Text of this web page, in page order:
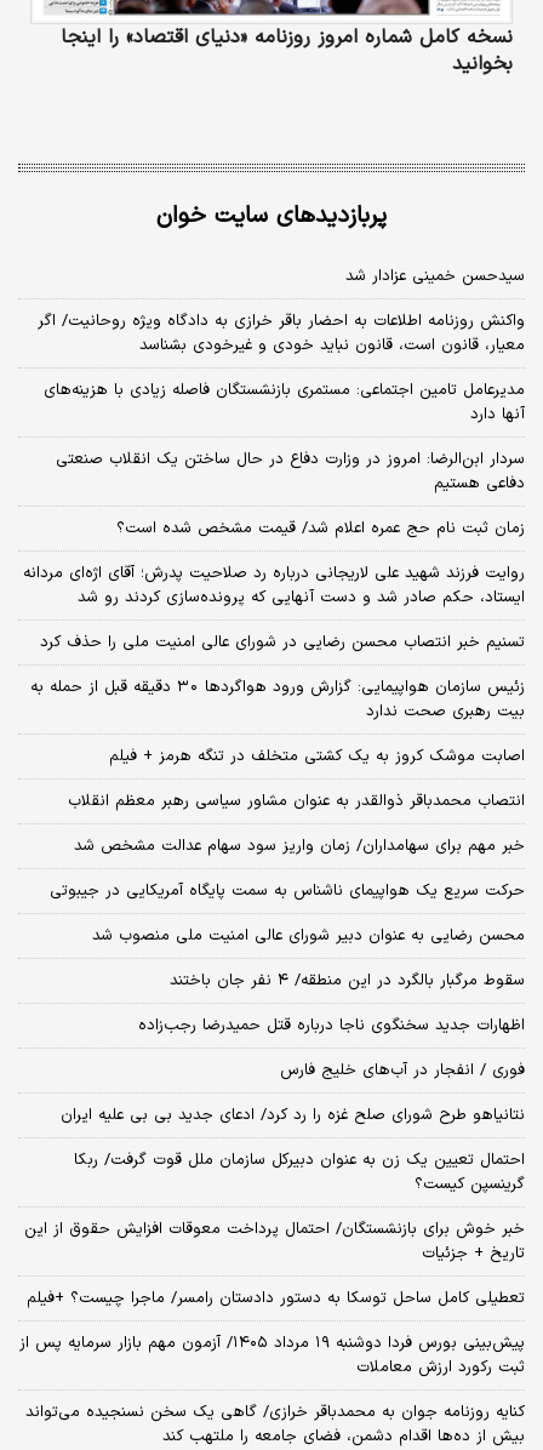
نسخه کامل شماره امروز روزنامه «دنیای‌ اقتصاد» را اینجا
بخوانید
پربازدیدهای سایت خوان
سیدحسن خمینی عزادار شد
واکنش روزنامه اطلاعات به احضار باقر خرازی به دادگاه ویژه روحانیت/ اگر
معیار، قانون است، قانون نباید خودی و غیرخودی بشناسد
مدیرعامل تامین اجتماعی: مستمری بازنشستگان فاصله زیادی با هزینه‌های
آنها دارد
سردار ابن‌الرضا: امروز در وزارت دفاع در حال ساختن یک انقلاب صنعتی
دفاعی هستیم
زمان ثبت‌ نام حج عمره اعلام شد/ قیمت مشخص شده است؟
روایت فرزند شهید علی لاریجانی درباره رد صلاحیت پدرش؛ آقای اژه‌ای مردانه
ایستاد، حکم صادر شد و دست آنهایی که پرونده‌سازی کردند رو شد
تسنیم خبر انتصاب محسن رضایی در شورای عالی امنیت ملی را حذف کرد
زئیس سازمان هواپیمایی: گزارش ورود هواگردها ٣٠ دقیقه قبل از حمله به
بیت رهبری صحت ندارد
اصابت موشک کروز به یک کشتی متخلف در تنگه هرمز + فیلم
انتصاب محمدباقر ذوالقدر به عنوان مشاور سیاسی رهبر معظم انقلاب
خبر مهم برای سهامداران/ زمان واریز سود سهام عدالت مشخص شد
حرکت سریع یک هواپیمای ناشناس به سمت پایگاه آمریکایی در جیبوتی
محسن رضایی به عنوان دبیر شورای عالی امنیت ملی منصوب شد
سقوط مرگبار بالگرد در این منطقه/ ۴ نفر جان باختند
اظهارات جدید سخنگوی ناجا درباره قتل حمیدرضا رجب‌زاده
فوری / انفجار در آب‌های خلیج فارس
نتانیاهو طرح شورای صلح غزه را رد کرد/ ادعای جدید بی بی علیه ایران
احتمال تعیین یک زن به عنوان دبیرکل سازمان ملل قوت گرفت/ ربکا
گرینسپن کیست؟
خبر خوش برای بازنشستگان/ احتمال پرداخت معوقات افزایش حقوق از این
تاریخ + جزئیات
تعطیلی کامل ساحل توسکا به دستور دادستان رامسر/ ماجرا چیست؟ +فیلم
​پیش‌بینی بورس فردا دوشنبه ۱۹ مرداد ۱۴۰۵/ آزمون مهم بازار سرمایه پس از
ثبت رکورد ارزش معاملات
کنایه روزنامه جوان به محمدباقر خرازی/ گاهی یک سخن نسنجیده می‌تواند
بیش از ده‌ها اقدام دشمن، فضای جامعه را ملتهب کند